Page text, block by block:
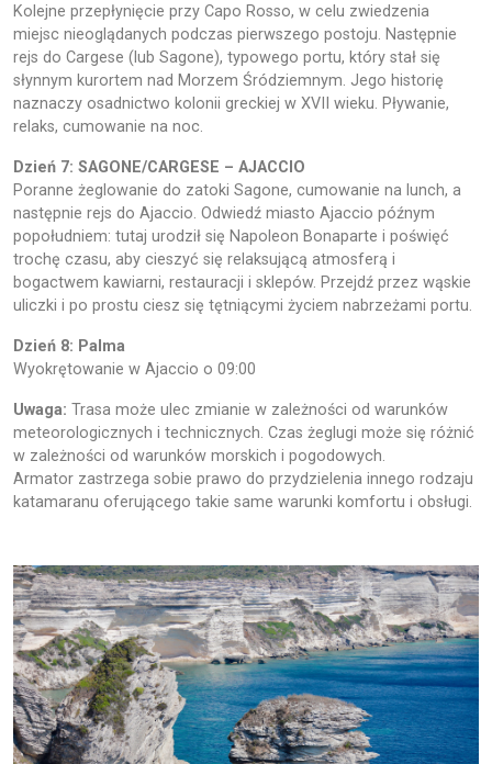
Kolejne przepłynięcie przy Capo Rosso, w celu zwiedzenia
miejsc nieoglądanych podczas pierwszego postoju. Następnie
rejs do Cargese (lub Sagone), typowego portu, który stał się
słynnym kurortem nad Morzem Śródziemnym. Jego historię
naznaczy osadnictwo kolonii greckiej w XVII wieku. Pływanie,
relaks, cumowanie na noc.
Dzień 7: SAGONE/CARGESE – AJACCIO
Poranne żeglowanie do zatoki Sagone, cumowanie na lunch, a
następnie rejs do Ajaccio. Odwiedź miasto Ajaccio późnym
popołudniem: tutaj urodził się Napoleon Bonaparte i poświęć
trochę czasu, aby cieszyć się relaksującą atmosferą i
bogactwem kawiarni, restauracji i sklepów. Przejdź przez wąskie
uliczki i po prostu ciesz się tętniącymi życiem nabrzeżami portu.
Dzień 8: Palma
Wyokrętowanie w Ajaccio o 09:00
Uwaga: Trasa może ulec zmianie w zależności od warunków
meteorologicznych i technicznych. Czas żeglugi może się różnić
w zależności od warunków morskich i pogodowych.
Armator zastrzega sobie prawo do przydzielenia innego rodzaju
katamaranu oferującego takie same warunki komfortu i obsługi.